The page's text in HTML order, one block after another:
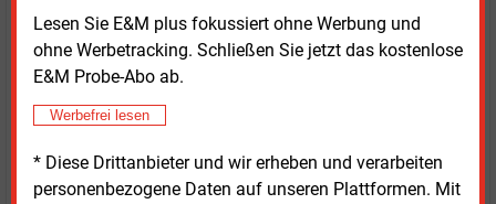
Lesen Sie E&M plus fokussiert ohne Werbung und
ohne Werbetracking. Schließen Sie jetzt das kostenlose
E&M Probe-Abo ab.
Werbefrei lesen
* Diese Drittanbieter und wir erheben und verarbeiten
personenbezogene Daten auf unseren Plattformen. Mit
erhalten Sie sofort diesen redaktionellen Beitrag für
nur €8.93